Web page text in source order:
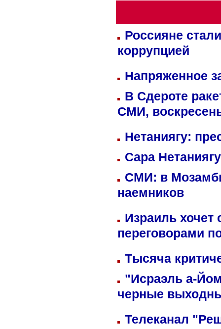
Россияне
коррупцией
Напряженное
В Сдероте
СМИ,
Нетаниягу:
Сара
СМИ: в
наемников
Израиль хочет
переговорами
Тысяча
"Исраэль а-
черные
Телеканал